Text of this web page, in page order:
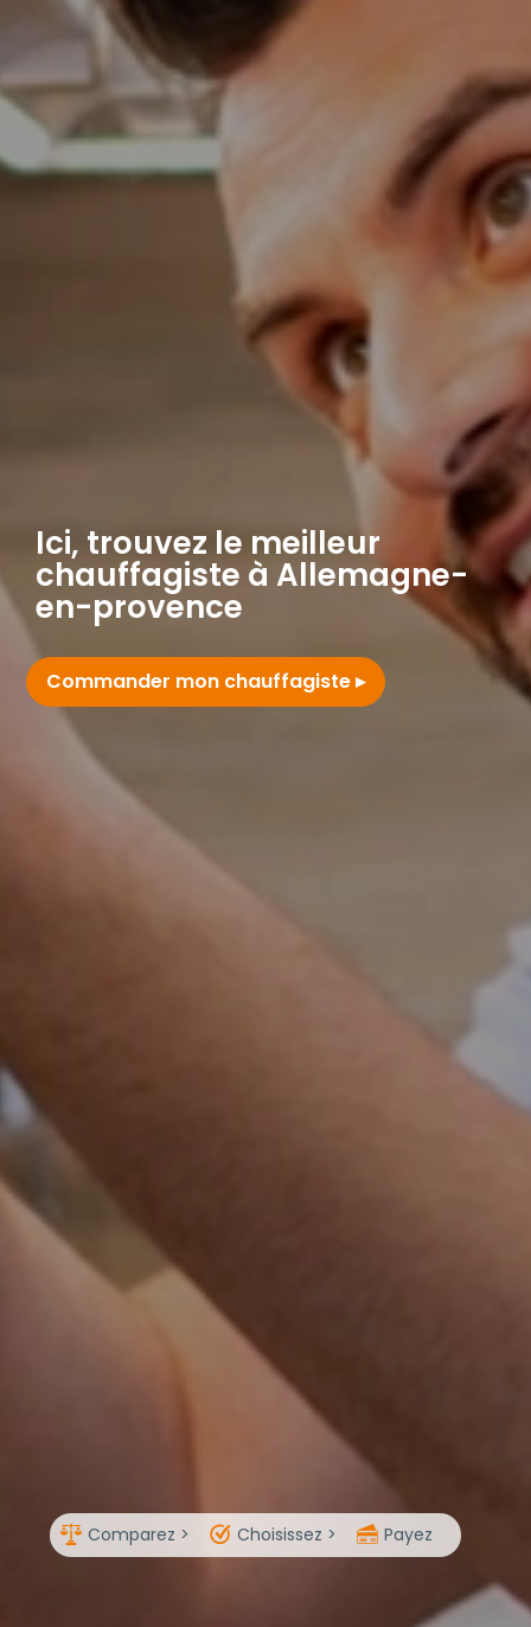
Ici, trouvez le meilleur
chauffagiste à Allemagne-
en-provence
Commander mon chauffagiste
Comparez > Choisissez > Payez